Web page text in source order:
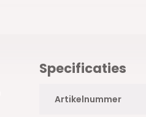
Specificaties
Artikelnummer